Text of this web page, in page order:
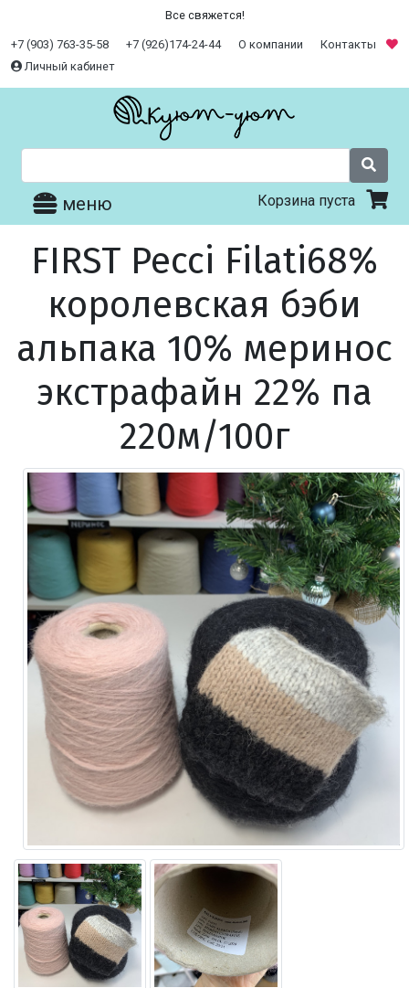
Все свяжется!
+7 (903) 763-35-58 +7 (926)174-24-44 О компании
Контакты
Личный кабинет
меню Корзина пуста
FIRST Pecci Filati68%
королевская бэби
альпака 10% меринос
экстрафайн 22% па
220м/100г